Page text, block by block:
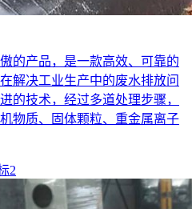
的产品，是一款高效、可靠的
解决工业生产中的废水排放问
的技术，经过多道处理步骤，
物质、固体颗粒、重金属离子